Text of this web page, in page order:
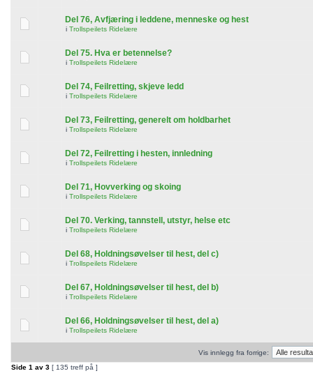
Del 76, Avfjæring i leddene, menneske og hest
i Trollspeilets Ridelære
Del 75. Hva er betennelse?
i Trollspeilets Ridelære
Del 74, Feilretting, skjeve ledd
i Trollspeilets Ridelære
Del 73, Feilretting, generelt om holdbarhet
i Trollspeilets Ridelære
Del 72, Feilretting i hesten, innledning
i Trollspeilets Ridelære
Del 71, Hovverking og skoing
i Trollspeilets Ridelære
Del 70. Verking, tannstell, utstyr, helse etc
i Trollspeilets Ridelære
Del 68, Holdningsøvelser til hest, del c)
i Trollspeilets Ridelære
Del 67, Holdningsøvelser til hest, del b)
i Trollspeilets Ridelære
Del 66, Holdningsøvelser til hest, del a)
i Trollspeilets Ridelære
Vis innlegg fra forrige:
Side 1 av 3 [ 135 treff på ]